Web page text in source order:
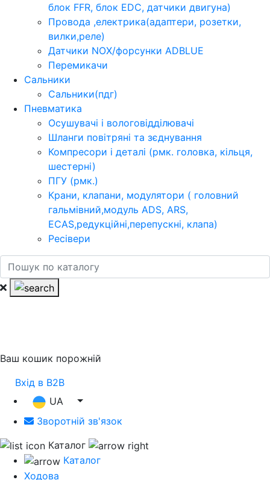
блок FFR, блок EDC, датчики двигуна)
Провода ,електрика(адаптери, розетки,
вилки,реле)
Датчики NOX/форсунки ADBLUE
Перемикачи
Сальники
Сальники(пдг)
Пневматика
Осушувачі і вологовідділювачі
Шланги повітряні та зєднування
Компресори і деталі (рмк. головка, кільця,
шестерні)
ПГУ (рмк.)
Крани, клапани, модулятори ( головний
гальмівний,модуль ADS, ARS,
ECAS,редукційні,перепускні, клапа)
Ресівери
Ваш кошик порожній
Вхід в B2B
UA
Зворотній зв'язок
Каталог
Каталог
Ходова